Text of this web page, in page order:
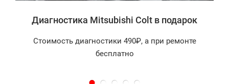
Диагностика Mitsubishi Colt в подарок
Стоимость диагностики 490₽, а при ремонте
бесплатно